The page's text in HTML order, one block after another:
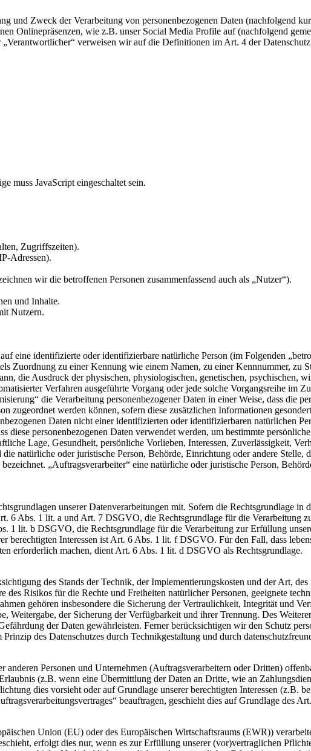
und Zweck der Verarbeitung von personenbezogenen Daten (nachfolgend
Onlinepräsenzen, wie z.B. unser Social Media Profile auf (nachfolgend
verweisen wir auf die Definitionen im Art. 4 der
muss JavaScript eingeschaltet sein.
Zugriffszeiten).
Adressen).
wir die betroffenen Personen zusammenfassend auch als „Nutzer“).
und Inhalte.
Nutzern.
eine identifizierte oder identifizierbare natürliche Person (im Folgenden
Zuordnung zu einer Kennung wie einem Namen, zu einer Kennnummer,
die Ausdruck der physischen, physiologischen, genetischen, psychischen,
Verfahren ausgeführte Vorgang oder jede solche Vorgangsreihe im
die Verarbeitung personenbezogener Daten in einer Weise, dass die
zugeordnet werden können, sofern diese zusätzlichen Informationen
Daten nicht einer identifizierten oder identifizierbaren natürlichen
diese personenbezogenen Daten verwendet werden, um bestimmte
Lage, Gesundheit, persönliche Vorlieben, Interessen, Zuverlässigkeit,
natürliche oder juristische Person, Behörde, Einrichtung oder andere
„Auftragsverarbeiter“ eine natürliche oder juristische Person,
unserer Datenverarbeitungen mit. Sofern die Rechtsgrundlage
6 Abs. 1 lit. a und Art. 7 DSGVO, die Rechtsgrundlage für die Verarbeitung
1 lit. b DSGVO, die Rechtsgrundlage für die Verarbeitung zur Erfüllung
berechtigten Interessen ist Art. 6 Abs. 1 lit. f DSGVO. Für den Fall, dass
erforderlich machen, dient Art. 6 Abs. 1 lit. d DSGVO als Rechtsgrundlage.
des Stands der Technik, der Implementierungskosten und der Art,
Risikos für die Rechte und Freiheiten natürlicher Personen, geeignete
gehören insbesondere die Sicherung der Vertraulichkeit, Integrität und
Weitergabe, der Sicherung der Verfügbarkeit und ihrer Trennung. Des
der Daten gewährleisten. Ferner berücksichtigen wir den Schutz
des Datenschutzes durch Technikgestaltung und durch
anderen Personen und Unternehmen (Auftragsverarbeitern oder Dritten)
(z.B. wenn eine Übermittlung der Daten an Dritte, wie an
dies vorsieht oder auf Grundlage unserer berechtigten Interessen (z.B.
beauftragen, geschieht dies auf Grundlage des
Union (EU) oder des Europäischen Wirtschaftsraums (EWR))
erfolgt dies nur, wenn es zur Erfüllung unserer (vor)vertraglichen